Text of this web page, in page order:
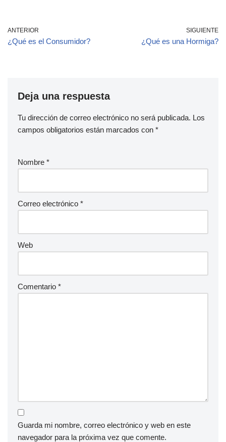
ANTERIOR
¿Qué es el Consumidor?
SIGUIENTE
¿Qué es una Hormiga?
Deja una respuesta
Tu dirección de correo electrónico no será publicada. Los
campos obligatorios están marcados con *
Nombre *
Correo electrónico *
Web
Comentario *
Guarda mi nombre, correo electrónico y web en este
navegador para la próxima vez que comente.